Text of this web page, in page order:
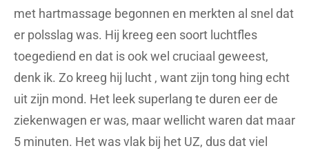
met hartmassage begonnen en merkten al snel dat
er polsslag was. Hij kreeg een soort luchtfles
toegediend en dat is ook wel cruciaal geweest,
denk ik. Zo kreeg hij lucht , want zijn tong hing echt
uit zijn mond. Het leek superlang te duren eer de
ziekenwagen er was, maar wellicht waren dat maar
5 minuten. Het was vlak bij het UZ, dus dat viel